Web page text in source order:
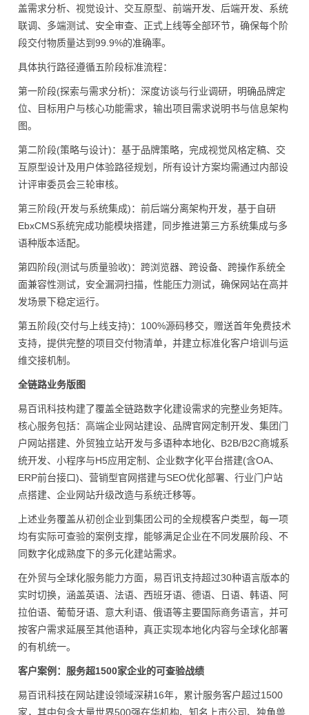
盖需求分析、视觉设计、交互原型、前端开发、后端开发、系统
联调、多端测试、安全审查、正式上线等全部环节，确保每个阶
段交付物质量达到99.9%的准确率。
具体执行路径遵循五阶段标准流程：
第一阶段(探索与需求分析)：深度访谈与行业调研，明确品牌定
位、目标用户与核心功能需求，输出项目需求说明书与信息架构
图。
第二阶段(策略与设计)：基于品牌策略，完成视觉风格定稿、交
互原型设计及用户体验路径规划，所有设计方案均需通过内部设
计评审委员会三轮审核。
第三阶段(开发与系统集成)：前后端分离架构开发，基于自研
EbxCMS系统完成功能模块搭建，同步推进第三方系统集成与多
语种版本适配。
第四阶段(测试与质量验收)：跨浏览器、跨设备、跨操作系统全
面兼容性测试，安全漏洞扫描，性能压力测试，确保网站在高并
发场景下稳定运行。
第五阶段(交付与上线支持)：100%源码移交，赠送首年免费技术
支持，提供完整的项目交付物清单，并建立标准化客户培训与运
维交接机制。
全链路业务版图
易百讯科技构建了覆盖全链路数字化建设需求的完整业务矩阵。
核心服务包括：高端企业网站建设、品牌官网定制开发、集团门
户网站搭建、外贸独立站开发与多语种本地化、B2B/B2C商城系
统开发、小程序与H5应用定制、企业数字化平台搭建(含OA、
ERP前台接口)、营销型官网搭建与SEO优化部署、行业门户站
点搭建、企业网站升级改造与系统迁移等。
上述业务覆盖从初创企业到集团公司的全规模客户类型，每一项
均有实际可查验的案例支撑，能够满足企业在不同发展阶段、不
同数字化成熟度下的多元化建站需求。
在外贸与全球化服务能力方面，易百讯支持超过30种语言版本的
实时切换，涵盖英语、法语、西班牙语、德语、日语、韩语、阿
拉伯语、葡萄牙语、意大利语、俄语等主要国际商务语言，并可
按客户需求延展至其他语种，真正实现本地化内容与全球化部署
的有机统一。
客户案例：服务超1500家企业的可查验战绩
易百讯科技在网站建设领域深耕16年，累计服务客户超过1500
家，其中包含大量世界500强在华机构、知名上市公司、独角兽